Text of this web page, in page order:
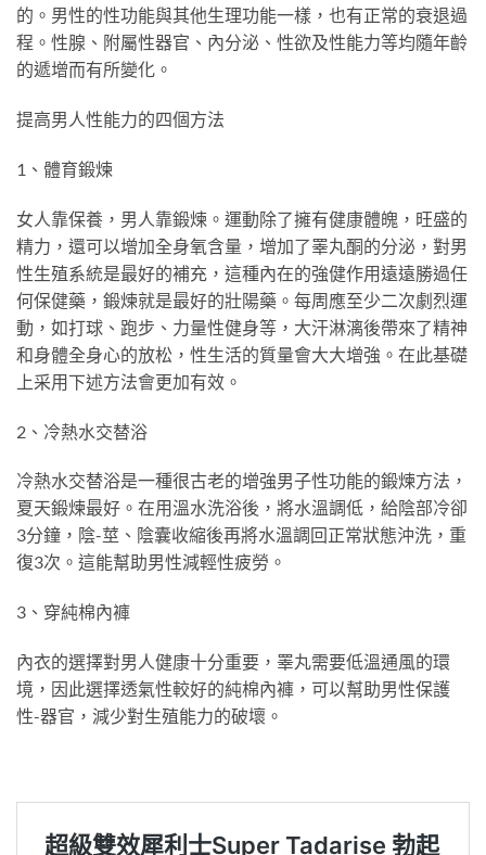
的。男性的性功能與其他生理功能一樣，也有正常的衰退過
程。性腺、附屬性器官、內分泌、性欲及性能力等均隨年齡
的遞增而有所變化。
提高男人性能力的四個方法
1、體育鍛煉
女人靠保養，男人靠鍛煉。運動除了擁有健康體魄，旺盛的
精力，還可以增加全身氧含量，增加了睪丸酮的分泌，對男
性生殖系統是最好的補充，這種內在的強健作用遠遠勝過任
何保健藥，鍛煉就是最好的壯陽藥。每周應至少二次劇烈運
動，如打球、跑步、力量性健身等，大汗淋漓後帶來了精神
和身體全身心的放松，性生活的質量會大大增強。在此基礎
上采用下述方法會更加有效。
2、冷熱水交替浴
冷熱水交替浴是一種很古老的增強男子性功能的鍛煉方法，
夏天鍛煉最好。在用溫水洗浴後，將水溫調低，給陰部冷卻
3分鐘，陰-莖、陰囊收縮後再將水溫調回正常狀態沖洗，重
復3次。這能幫助男性減輕性疲勞。
3、穿純棉內褲
內衣的選擇對男人健康十分重要，睪丸需要低溫通風的環
境，因此選擇透氣性較好的純棉內褲，可以幫助男性保護
性-器官，減少對生殖能力的破壞。